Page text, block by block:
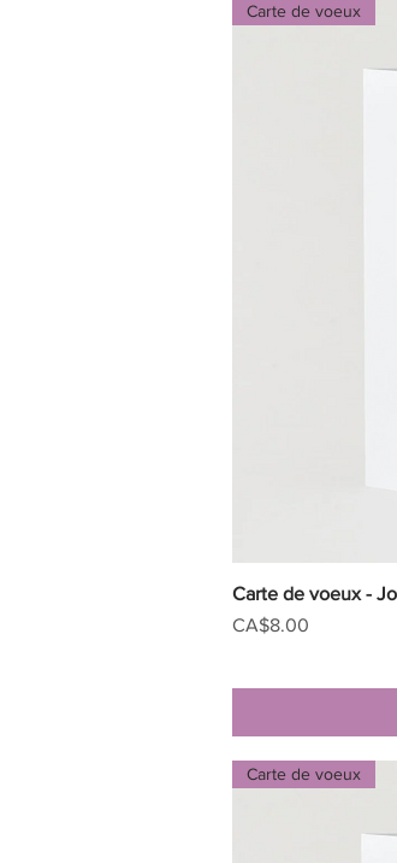
Carte de voeux
Carte de voeux -
Price
CA$8.00
Carte de voeux